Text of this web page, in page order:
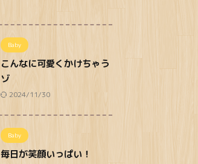
Baby
こんなに可愛くかけちゃう
ゾ
2024/11/30
Baby
毎日が笑顔いっぱい！